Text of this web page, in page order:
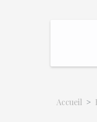
Accueil